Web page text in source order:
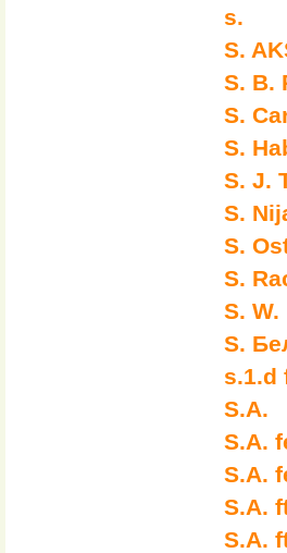
s.
S.
S. B.
S.
S.
S. J.
S.
S.
S.
S. W.
S.
s.1.d
S.A.
S.A.
S.A.
S.A.
S.A.